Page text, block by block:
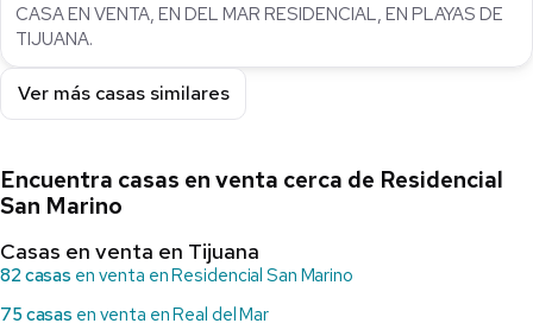
CASA EN VENTA, EN DEL MAR RESIDENCIAL, EN PLAYAS DE
TIJUANA.
Ver más casas similares
Encuentra casas en venta cerca de Residencial
San Marino
Casas en venta en Tijuana
82 casas en venta en Residencial San Marino
75 casas en venta en Real del Mar